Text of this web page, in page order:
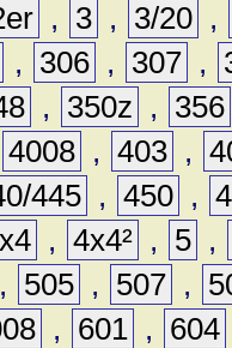
, 3 , 3/20 ,
, 306 , 307 ,
, 350z ,
356
4008 , 403 ,
445 , 450 ,
, 4x4² , 5 ,
, 505 , 507 ,
, 601 , 604